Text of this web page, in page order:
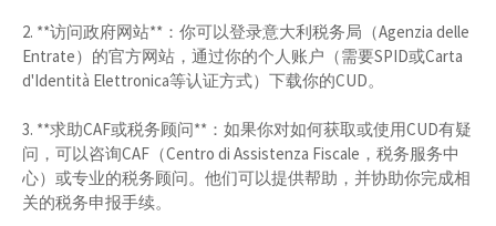
2. **访问政府网站**：你可以登录意大利税务局（Agenzia delle
Entrate）的官方网站，通过你的个人账户（需要SPID或Carta
d'Identità Elettronica等认证方式）下载你的CUD。
3. **求助CAF或税务顾问**：如果你对如何获取或使用CUD有疑
问，可以咨询CAF（Centro di Assistenza Fiscale，税务服务中
心）或专业的税务顾问。他们可以提供帮助，并协助你完成相
关的税务申报手续。